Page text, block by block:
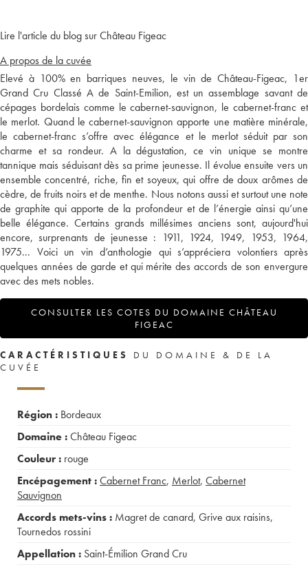
Lire l'article du blog sur Château Figeac
A propos de la cuvée
Elevé à 100% en barriques neuves, le vin de Château-Figeac, 1er
Grand Cru Classé A de Saint-Emilion, est un assemblage savant de
cépages bordelais comme le cabernet-sauvignon, le cabernet-franc et
le merlot. Quand le cabernet-sauvignon apporte une matière minérale,
le cabernet-franc s’offre avec élégance et le merlot séduit par son
charme et sa rondeur. A la dégustation, ce vin unique se montre
tannique mais séduisant dès sa prime jeunesse. Il évolue ensuite vers un
ensemble concentré, riche, fin et soyeux, qui offre de doux arômes de
cèdre, de fruits noirs et de menthe. Nous notons aussi et surtout une note
de graphite qui apporte de la profondeur et de l’énergie ainsi qu’une
belle élégance. Certains grands millésimes anciens sont, aujourd'hui
encore, surprenants de jeunesse : 1911, 1924, 1949, 1953, 1964,
1975... Voici un vin d’anthologie qui s’appréciera volontiers après
quelques années de garde et qui mérite des accords de son envergure
avec des mets nobles.
CONSULTER LES COTES DU DOMAINE CHÂTEAU
FIGEAC
CARACTÉRISTIQUES
DU DOMAINE & DE LA
CUVÉE
Région : Bordeaux
Domaine :Château Figeac
Couleur : rouge
Encépagement :Cabernet Franc, Merlot, Cabernet
Sauvignon
Accords mets-vins : Magret de canard, Grive aux raisins,
Tournedos rossini
Appellation : Saint-Émilion Grand Cru